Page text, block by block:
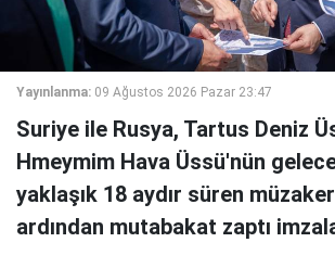
Yayınlanma: 09 Ağustos 2026 Pazar 23:47
Suriye ile Rusya, Tartus Deniz
Hmeymim Hava Üssü'nün
yaklaşık 18 aydır süren
ardından mutabakat zaptı